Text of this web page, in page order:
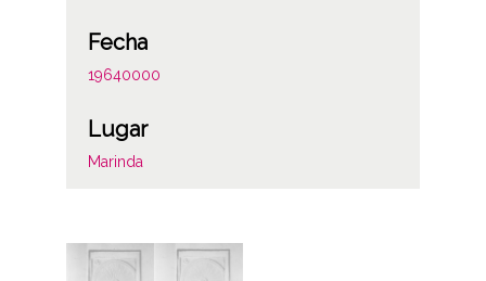
Fecha
19640000
Lugar
Marinda
Localización original: album 1, página 06,